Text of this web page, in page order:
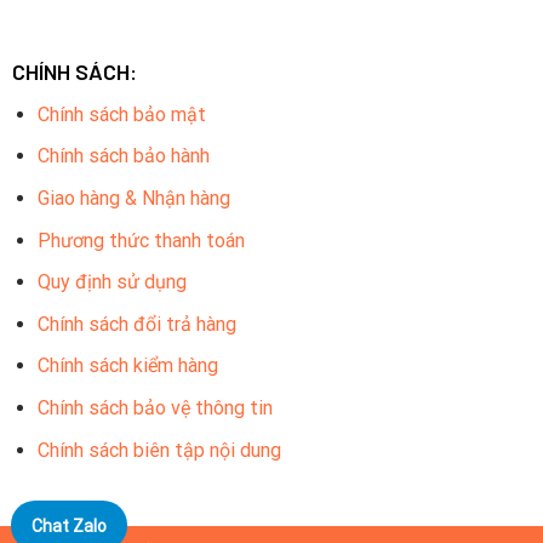
Combo trọn bộ gồm những gì
Mắt camera quan sát Hikvision trong nhà: Số lượng 4
Mắt camera quan sát Hikvision ngoài trời: Số lượng 4
Ổ cứng lưu trữ chuyên dụng camera: 1T Số lượng 01
Đầu ghi 16 kênh tích hợp: Số lượng 01
Nguồn camera: Số lượng 08
Balun: số lượng 16
CHÍNH SÁCH:
Chính sách bảo mật
Chính sách bảo hành
Giao hàng & Nhận hàng
Phương thức thanh toán
Quy định sử dụng
Chính sách đổi trả hàng
Chính sách kiểm hàng
Chính sách bảo vệ thông tin
Chính sách biên tập nội dung
Chat Zalo